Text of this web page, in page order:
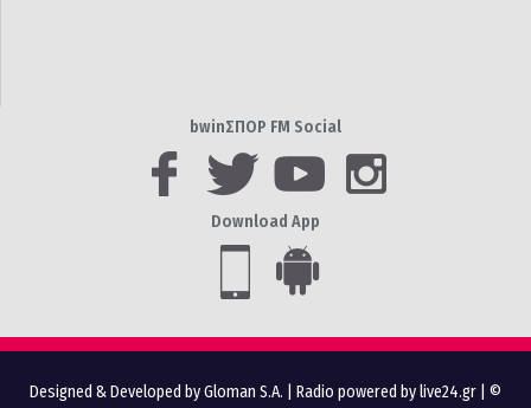
bwinΣΠΟΡ FM Social
Download App
Designed & Developed by Gloman S.A. Radio powered by live24.gr | ©